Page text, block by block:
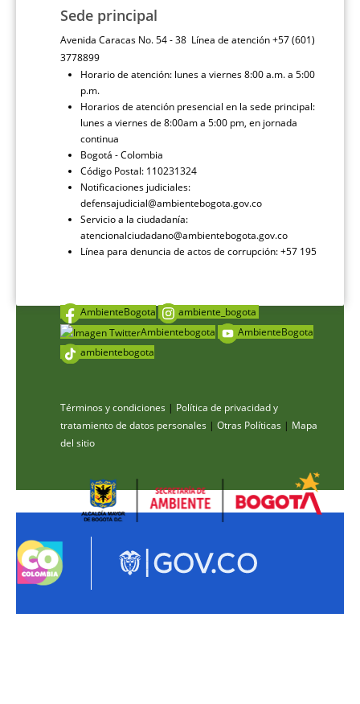
Sede principal
Avenida Caracas No. 54 - 38 Línea de atención +57 (601)
3778899
Horario de atención: lunes a viernes 8:00 a.m. a 5:00
p.m.
Horarios de atención presencial en la sede principal:
lunes a viernes de 8:00am a 5:00 pm, en jornada
continua
Bogotá - Colombia
Código Postal: 110231324
Notificaciones judiciales:
defensajudicial@ambientebogota.gov.co
Servicio a la ciudadanía:
atencionalciudadano@ambientebogota.gov.co
Línea para denuncia de actos de corrupción: +57 195
AmbienteBogota
ambiente_bogota
Ambientebogota
AmbienteBogota
ambientebogota
Términos y condiciones | Política de privacidad y
tratamiento de datos personales | Otras Políticas | Mapa
del sitio